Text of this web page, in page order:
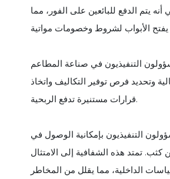
يتم الدفع للبائعين على الفور، مما
التنفيذيون في صناعة المطاعم
وتحديد فرص توفير التكاليف واتخاذ
قرارات مستنيرة تدفع الربحية.
التنفيذيون بإمكانية الوصول في
كثب. تمتد هذه الشفافية إلى الامتثال
الداخلية، مما يقلل من المخاطر